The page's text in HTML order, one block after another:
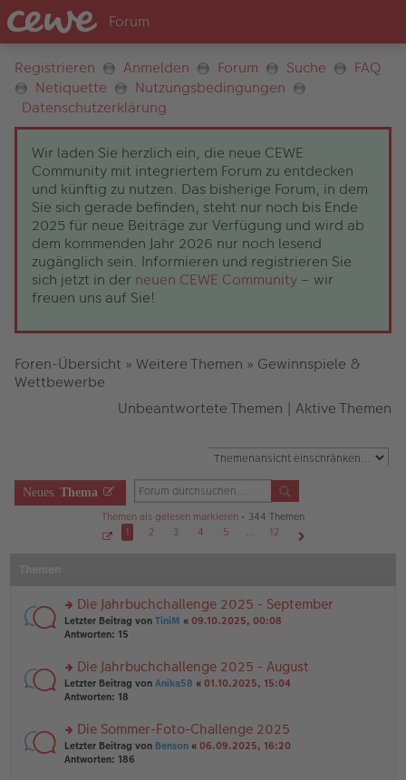
Registrieren Anmelden Forum Suche
FAQ
Netiquette
Nutzungsbedingungen
Datenschutzerklärung
Wir laden Sie herzlich ein, die neue CEWE
Community mit integriertem Forum zu entdecken
und künftig zu nutzen. Das bisherige Forum, in dem
Sie sich gerade befinden, steht nur noch bis Ende
2025 für neue Beiträge zur Verfügung und wird ab
dem kommenden Jahr 2026 nur noch lesend
zugänglich sein. Informieren und registrieren Sie
sich jetzt in der neuen CEWE Community – wir
freuen uns auf Sie!
Foren-Übersicht » Weitere Themen » Gewinnspiele &
Wettbewerbe
Unbeantwortete Themen | Aktive Themen
Neues Thema
Themen als gelesen markieren • 344 Themen
1
v
o
n
1
1 2 3 4 5 …
12
rs
te
n
g
el
e
n
er
Die Jahrbuchchallenge 2025 - September
Letzter Beitrag von TiniM « 09.10.2025, 00:08
Antworten: 15
rs
te
n
g
el
Die Jahrbuchchallenge 2025 - August
Letzter Beitrag von Anika58 « 01.10.2025, 15:04
Antworten: 18
rs
te
Die Sommer-Foto-Challenge 2025
Letzter Beitrag von Benson « 06.09.2025, 16:20
Antworten: 186